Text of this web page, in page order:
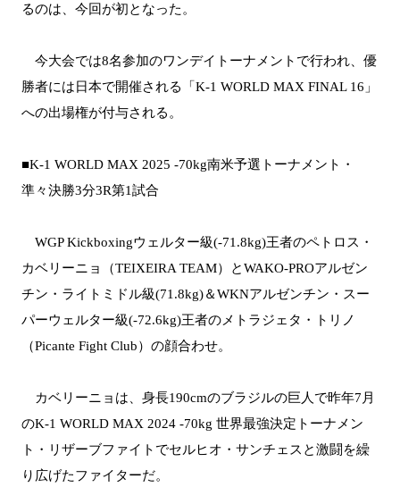
るのは、今回が初となった。
今大会では8名参加のワンデイトーナメントで行われ、優
勝者には日本で開催される「K-1 WORLD MAX FINAL 16」
への出場権が付与される。
■K-1 WORLD MAX 2025 -70kg南米予選トーナメント・
準々決勝3分3R第1試合
WGP Kickboxingウェルター級(-71.8kg)王者のペトロス・
カベリーニョ（TEIXEIRA TEAM）とWAKO-PROアルゼン
チン・ライトミドル級(71.8kg)＆WKNアルゼンチン・スー
パーウェルター級(-72.6kg)王者のメトラジェタ・トリノ
（Picante Fight Club）の顔合わせ。
カベリーニョは、身長190cmのブラジルの巨人で昨年7月
のK-1 WORLD MAX 2024 -70kg 世界最強決定トーナメン
ト・リザーブファイトでセルヒオ・サンチェスと激闘を繰
り広げたファイターだ。